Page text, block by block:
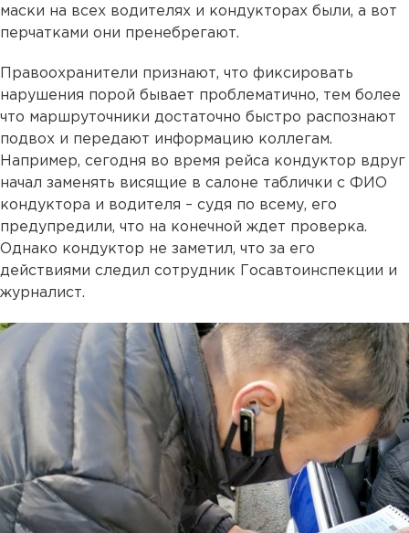
маски на всех водителях и кондукторах были, а вот
перчатками они пренебрегают.
Правоохранители признают, что фиксировать
нарушения порой бывает проблематично, тем более
что маршруточники достаточно быстро распознают
подвох и передают информацию коллегам.
Например, сегодня во время рейса кондуктор вдруг
начал заменять висящие в салоне таблички с ФИО
кондуктора и водителя – судя по всему, его
предупредили, что на конечной ждет проверка.
Однако кондуктор не заметил, что за его
действиями следил сотрудник Госавтоинспекции и
журналист.